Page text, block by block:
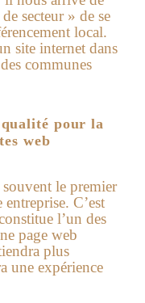
secteur » de se
local.
site internet dans
communes
pour la
web
le premier
C’est
l’un des
page web
plus
une expérience